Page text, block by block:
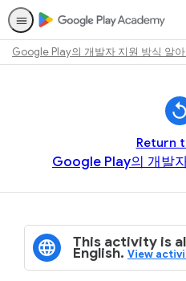
Google Play의 개발자 지원 방식 알
Return
Google Play의 개발
This activity is
English.View